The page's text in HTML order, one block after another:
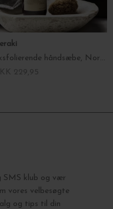
Eksfolierende håndsæbe, Northern Dawn
SMS klub og vær
vores velbesøgte
og tips til din